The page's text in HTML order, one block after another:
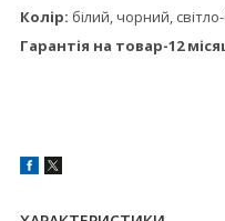
Колір: білий, чорний,
Гарантія на товар-12